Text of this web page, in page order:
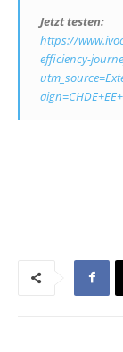
Jetzt testen:
https://
efficiency-